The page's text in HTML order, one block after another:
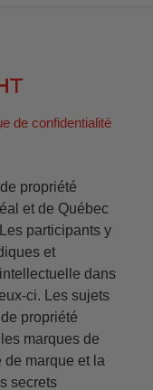
de confidentialité
propriété
et de Québec
participants y
et
dans
ci. Les sujets
propriété
marques de
de marque et la
secrets